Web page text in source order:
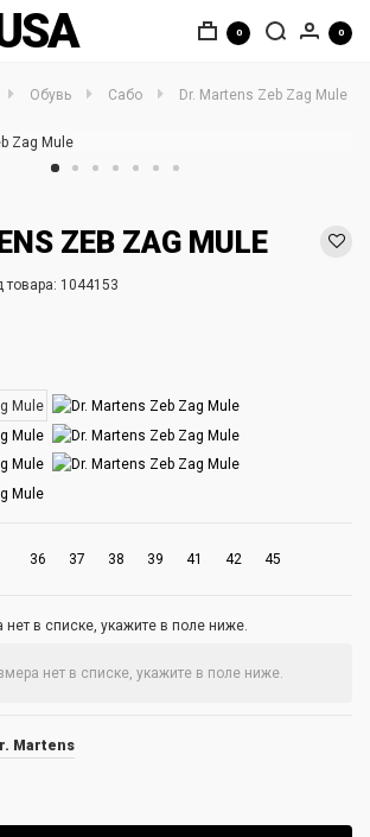
0 0
Обувь Сабо Dr. Martens Zeb Zag Mule
ZEB ZAG MULE
товара: 1044153
36 37 38 39 41 42 45
нет в списке, укажите в поле ниже.
Martens